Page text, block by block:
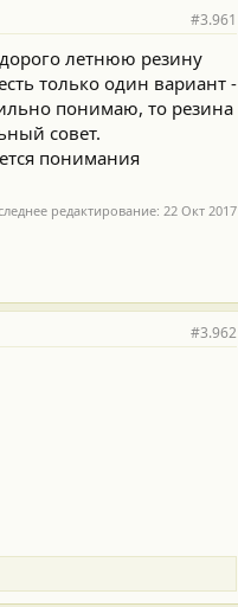
#3.961
летнюю резину
только один вариант -
понимаю, то резина
совет.
понимания
редактирование: 22 Окт 2017
#3.962